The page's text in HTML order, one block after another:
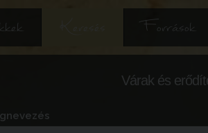
Források
Várak és